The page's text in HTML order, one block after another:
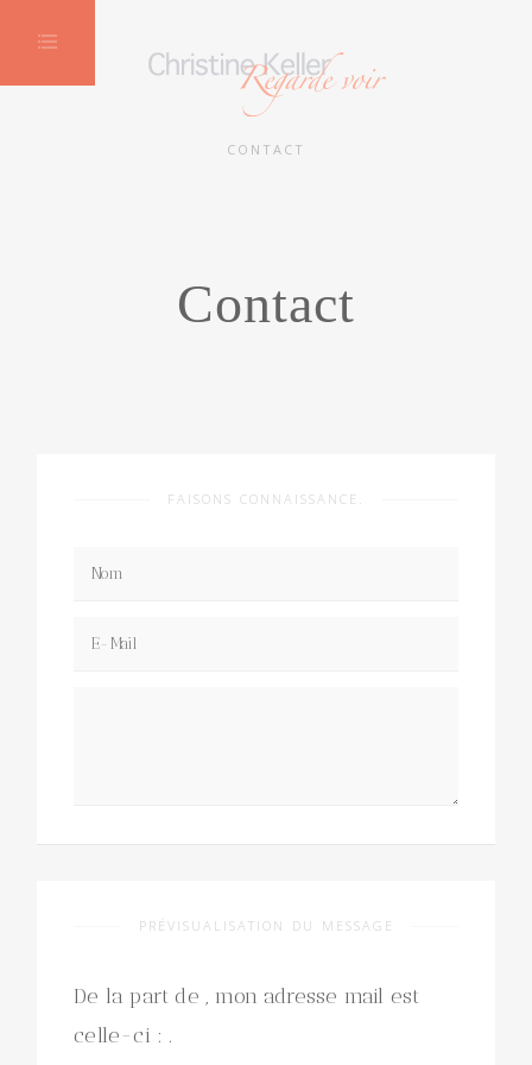
CONTACT
Contact
FAISONS CONNAISSANCE.
PRÉVISUALISATION DU MESSAGE
De la part de , mon adresse mail est
celle-ci : .